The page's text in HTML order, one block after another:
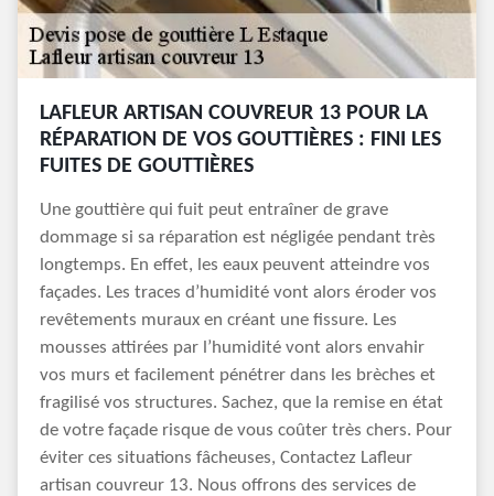
LAFLEUR ARTISAN COUVREUR 13 POUR LA
RÉPARATION DE VOS GOUTTIÈRES : FINI LES
FUITES DE GOUTTIÈRES
Une gouttière qui fuit peut entraîner de grave
dommage si sa réparation est négligée pendant très
longtemps. En effet, les eaux peuvent atteindre vos
façades. Les traces d’humidité vont alors éroder vos
revêtements muraux en créant une fissure. Les
mousses attirées par l’humidité vont alors envahir
vos murs et facilement pénétrer dans les brèches et
fragilisé vos structures. Sachez, que la remise en état
de votre façade risque de vous coûter très chers. Pour
éviter ces situations fâcheuses, Contactez Lafleur
artisan couvreur 13. Nous offrons des services de